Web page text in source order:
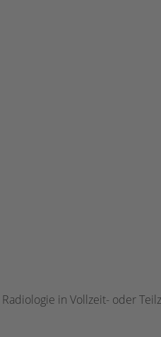
in Vollzeit- oder